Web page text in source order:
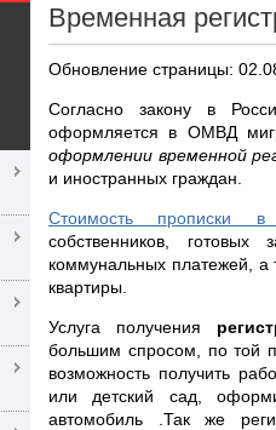
Временная
Обновление страницы:
Согласно закону в
оформляется в ОМВД
оформлении временной
и иностранных граждан.
Стоимость прописки в
собственников, готовых
коммунальных платежей, а
квартиры.
Услуга получения
большим спросом, по той
возможность получить
или детский сад,
автомобиль .Так же